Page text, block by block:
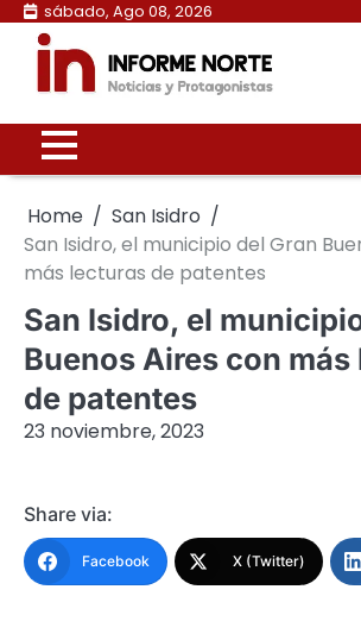
Skip
content
sábado, Ago 08, 2026
Home
San Isidro
San Isidro, el municipio del Gran
más lecturas de patentes
San Isidro, el
Buenos Aires con
de patentes
23 noviembre, 2023
Share via:
Facebook X (Twitter)